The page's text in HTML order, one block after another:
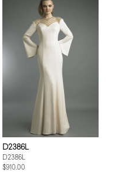
D2386L
D2386L
$910.00